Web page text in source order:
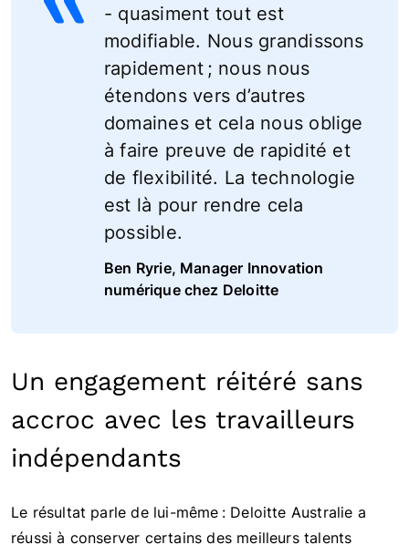
- quasiment tout est
modifiable. Nous grandissons
rapidement ; nous nous
étendons vers d’autres
domaines et cela nous oblige
à faire preuve de rapidité et
de flexibilité. La technologie
est là pour rendre cela
possible.
Ben Ryrie, Manager Innovation
numérique chez Deloitte
Un engagement réitéré sans
accroc avec les travailleurs
indépendants
Le résultat parle de lui-même : Deloitte Australie a
réussi à conserver certains des meilleurs talents